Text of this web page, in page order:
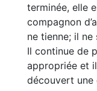
terminée, elle
compagnon
ne tienne; il
Il continue de
appropriée et
découvert une